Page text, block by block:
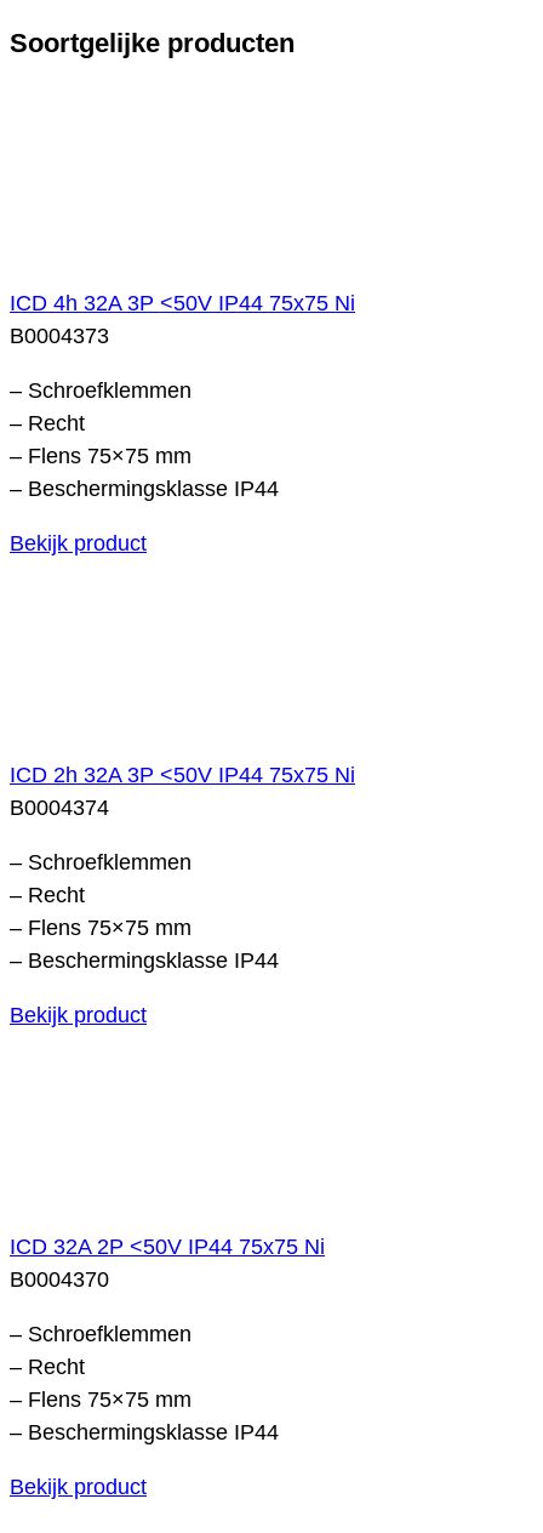
Soortgelijke producten
ICD 4h 32A 3P <50V IP44 75x75 Ni
B0004373
– Schroefklemmen
– Recht
– Flens 75×75 mm
– Beschermingsklasse IP44
Bekijk product
ICD 2h 32A 3P <50V IP44 75x75 Ni
B0004374
– Schroefklemmen
– Recht
– Flens 75×75 mm
– Beschermingsklasse IP44
Bekijk product
ICD 32A 2P <50V IP44 75x75 Ni
B0004370
– Schroefklemmen
– Recht
– Flens 75×75 mm
– Beschermingsklasse IP44
Bekijk product